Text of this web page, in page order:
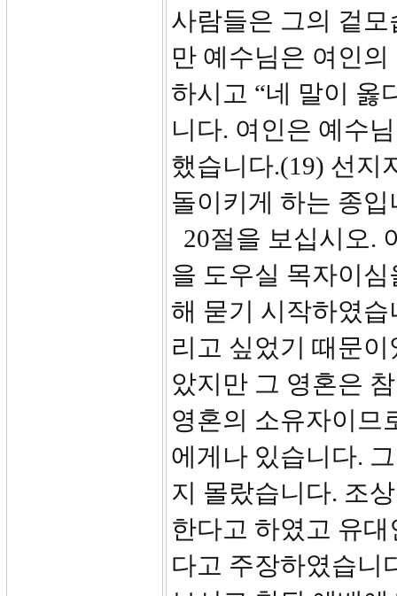
사람들은 그의 겉
만 예수님은 여인
하시고 “네 말이 옳
니다. 여인은 예수
했습니다.(19) 선지
돌이키게 하는 종입
20절을 보십시오.
을 도우실 목자이
해 묻기 시작하였
리고 싶었기 때문
았지만 그 영혼은
영혼의 소유자이므
에게나 있습니다.
지 몰랐습니다. 조
한다고 하였고 유
다고 주장하였습니